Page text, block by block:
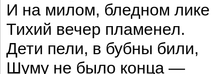
И на милом, бледном лике
Тихий вечер пламенел.
Дети пели, в бубны били,
Шуму не было конца —